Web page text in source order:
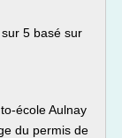
5 basé sur
école Aulnay
du permis de